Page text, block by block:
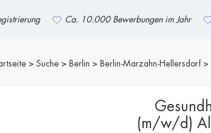
Ca. 10.000 Bewerbungen im Jahr
Suche Berlin Berlin-Marzahn-Hellersdorf
(m/w/d)